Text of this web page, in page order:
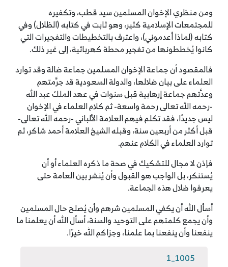
ومن منظري الإخوان المسلمين سيد قطب، وتكفيره
للمجتمعات الإسلامية كثير، وهو ثابت في كتابه (الظلال) وفي
كتابه (لماذا أعدموني)، واعترف بالتخطيطات والتفجيرات التي
كانوا يُخططونها من تفجير محطة كهربائية، إلى غير ذلك.
فالمقصود أن جماعة الإخوان المسلمين جماعة ضالة وقد توارد
العلماء على بيان ضلالها، والدولة السعودية قد جرَّمتهم
وعدَّتهم جماعة إرهابية قبل سنوات في عهد الملك عبد الله
-رحمه الله تعالى رحمة واسعة- ثم كلام العلماء في الإخوان
ليس جديدًا، فقد تكلم فيهم العلامة الألباني -رحمه الله تعالى-
قبل أكثر من أربعين سنة، وقبله الشيخ العلامة أحمد شاكر، ثم
توارد العلماء في الكلام عنهم.
فإذن لا مجال للتشكيك في صحة ما ذكره العلماء أو أن
يُستنكر، بل الواجب هو القبول وأن يُنشر بين العامة حتى
يعرفوا ضلال هذه الجماعة.
أسأل الله أن يكفي المسلمين شرهم وأن يُصلح حال المسلمين
وأن يجمع كلمتهم على التوحيد والسنة، أسأل الله أن يعلمنا ما
ينفعنا وأن ينفعنا بما علمنا، وجزاكم الله خيرًا.
1005_1